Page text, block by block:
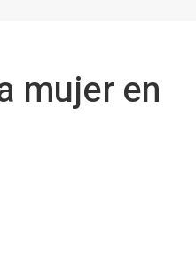
mujer en